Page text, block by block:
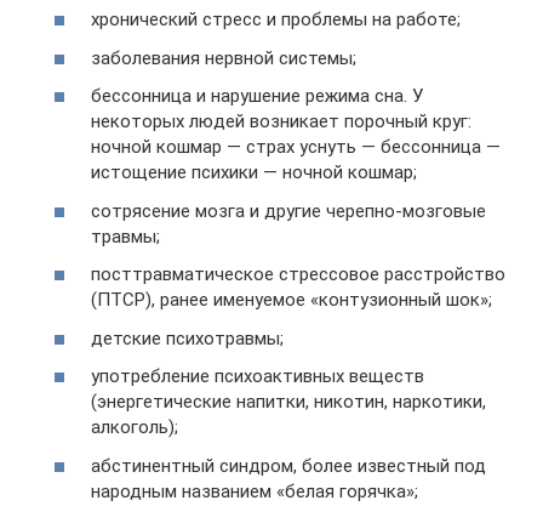
хронический стресс и проблемы на работе;
заболевания нервной системы;
бессонница и нарушение режима сна. У
некоторых людей возникает порочный круг:
ночной кошмар — страх уснуть — бессонница —
истощение психики — ночной кошмар;
сотрясение мозга и другие черепно-мозговые
травмы;
посттравматическое стрессовое расстройство
(ПТСР), ранее именуемое «контузионный шок»;
детские психотравмы;
употребление психоактивных веществ
(энергетические напитки, никотин, наркотики,
алкоголь);
абстинентный синдром, более известный под
народным названием «белая горячка»;